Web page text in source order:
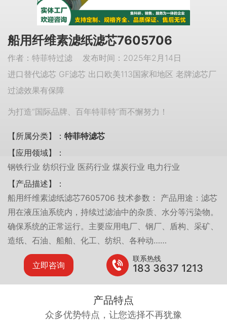
船用纤维素滤纸滤芯7605706
作者：特菲特过滤 发布时间：2025年2月14日
进口替代滤芯 GF滤芯 出口欧美113国家和地区 老牌滤芯厂
过滤效果有保障
为打造“国际品牌、百年特菲特”而不懈努力！
【所属分类】： 特菲特滤芯
【应用领域】：
钢铁行业 纺织行业 医药行业 煤炭行业 电力行业
【产品描述】：
船用纤维素滤纸滤芯7605706 技术参数： 产品用途：滤芯
用在液压油系统内，持续过滤油中的杂质、水分等污染物。
确保系统的正常运行。主要应用电厂、钢厂、盾构、采矿、
造纸、石油、船舶、化工、纺织、各种动……
立即咨询
联系热线
183 3637 1213
产品特点
众多优势特点，让您选择不再犹豫